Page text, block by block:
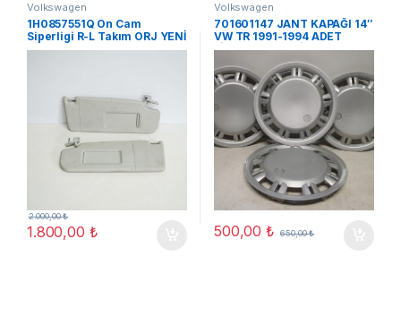
Volkswagen
1H0857551Q Ön Cam
Siperligi R-L Takım ORJ YENİ
1.800,00 ₺
2.000,00₺
Volkswagen
701601147 JANT KAPAĞI 14″
VW TR 1991-1994 ADET
FİYATI ORJ YENİ
500,00₺ 650,00₺